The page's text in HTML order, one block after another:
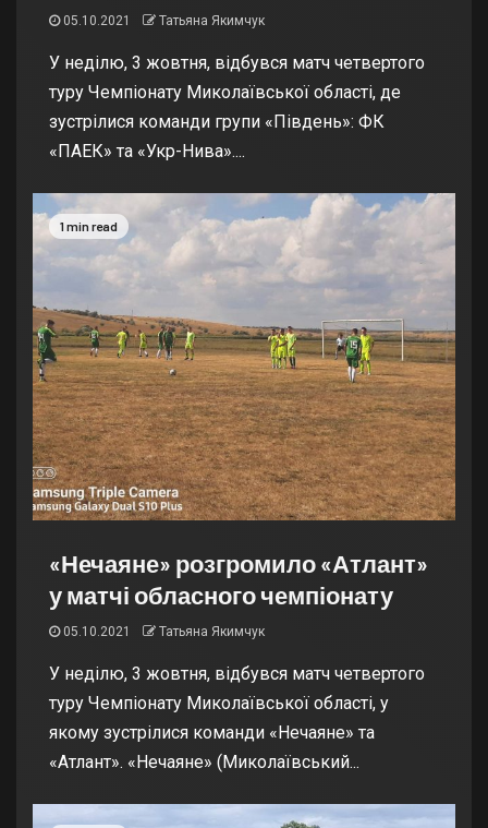
05.10.2021 Татьяна Якимчук
У неділю, 3 жовтня, відбувся матч четвертого
туру Чемпіонату Миколаївської області, де
зустрілися команди групи «Південь»: ФК
«ПАЕК» та «Укр-Нива»....
1 min read
«Нечаяне» розгромило «Атлант»
у матчі обласного чемпіонату
05.10.2021 Татьяна Якимчук
У неділю, 3 жовтня, відбувся матч четвертого
туру Чемпіонату Миколаївської області, у
якому зустрілися команди «Нечаяне» та
«Атлант». «Нечаяне» (Миколаївський...